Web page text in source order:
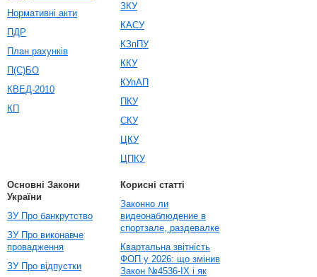
Нормативні акти
ПДР
План рахунків
П(С)БО
КВЕД-2010
КП
ЗКУ
КАСУ
КЗпПУ
ККУ
КУпАП
ПКУ
СКУ
ЦКУ
ЦПКУ
Основні Закони
України
ЗУ Про банкрутство
ЗУ Про виконавче
провадження
ЗУ Про відпустки
Корисні статті
Законно ли
видеонаблюдение в
спортзале, раздевалке
Квартальна звітність
ФОП у 2026: що змінив
Закон №4536-IX і як